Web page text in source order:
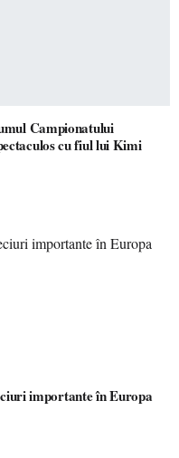
Campionatului
cu fiul lui Kimi
importante în Europa